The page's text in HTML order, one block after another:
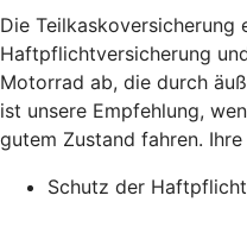
Die
Haftpflichtversicherung
Motorrad ab, die durch
ist unsere Empfehlung,
gutem Zustand fahren.
Schutz der